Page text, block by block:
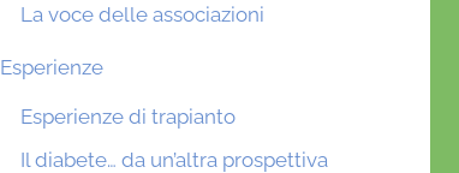
La voce delle associazioni
Esperienze
Esperienze di trapianto
Il diabete… da un’altra prospettiva